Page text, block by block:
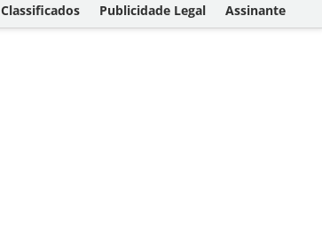
Classificados Publicidade Legal Assinante